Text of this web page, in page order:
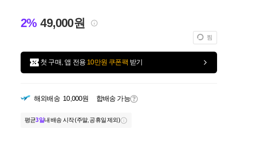
2% 49,000원
찜
첫 구매, 앱 전용 10만원 쿠폰팩 받기
해외배송 10,000원 합배송 가능
평균3일내 배송 시작 (주말, 공휴일 제외)